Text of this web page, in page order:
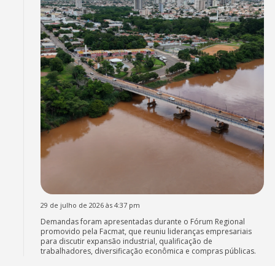
29 de julho de 2026 às 4:37 pm
Demandas foram apresentadas durante o Fórum Regional
promovido pela Facmat, que reuniu lideranças empresariais
para discutir expansão industrial, qualificação de
trabalhadores, diversificação econômica e compras públicas.